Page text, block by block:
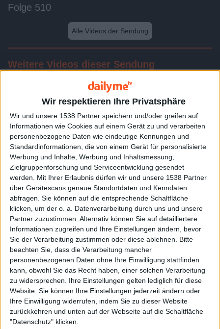
Wir respektieren Ihre Privatsphäre
Wir und unsere 1538 Partner speichern und/oder greifen auf
Informationen wie Cookies auf einem Gerät zu und verarbeiten
personenbezogene Daten wie eindeutige Kennungen und
Standardinformationen, die von einem Gerät für personalisierte
Werbung und Inhalte, Werbung und Inhaltsmessung,
Zielgruppenforschung und Serviceentwicklung gesendet
werden.
Mit Ihrer Erlaubnis dürfen wir und unsere 1538 Partner
über Gerätescans genaue Standortdaten und Kenndaten
abfragen. Sie können auf die entsprechende Schaltfläche
klicken, um der o. a. Datenverarbeitung durch uns und unsere
Partner zuzustimmen. Alternativ können Sie auf detailliertere
Informationen zugreifen und Ihre Einstellungen ändern, bevor
Sie der Verarbeitung zustimmen oder diese ablehnen.
Bitte
beachten Sie, dass die Verarbeitung mancher
personenbezogenen Daten ohne Ihre Einwilligung stattfinden
kann, obwohl Sie das Recht haben, einer solchen Verarbeitung
zu widersprechen. Ihre Einstellungen gelten lediglich für diese
Website. Sie können Ihre Einstellungen jederzeit ändern oder
Ihre Einwilligung widerrufen, indem Sie zu dieser Website
zurückkehren und unten auf der Webseite auf die Schaltfläche
"Datenschutz" klicken.
Folge 510
Alle Videos der Sendung
Weitere Videos dieser Sendung
23:44
Folge 511